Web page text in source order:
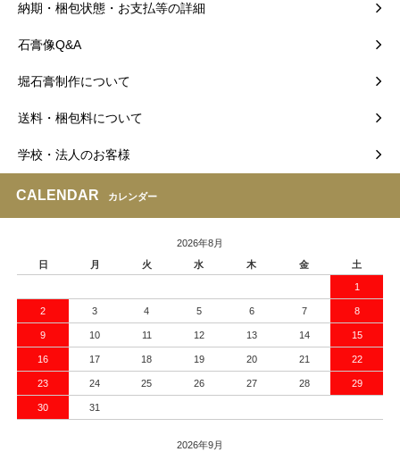
納期・梱包状態・お支払等の詳細
石膏像Q&A
堀石膏制作について
送料・梱包料について
学校・法人のお客様
CALENDAR カレンダー
2026年8月
日
月 火 水 木 金 土
1
2 3 4 5 6 7 8
9 10 11 12 13 14 15
16 17 18 19 20 21 22
23 24 25 26 27 28 29
30 31
2026年9月